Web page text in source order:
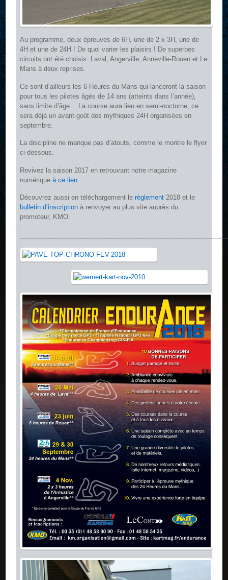
Au programme, deux épreuves de 6H, une de 2 x 3H, une de
4H et une de 24H ! De quoi varier les plaisirs ! De superbes
circuits ont été choisis: Laval, Angerville, Anneville-Rouen et Le
Mans à deux reprises.
Ce sont d’ailleurs les 6 Heures du Mans qui lanceront la saison
pour tous les pilotes âgés de 14 ans (atteints dans l’année),
sans limite d’âge… La course aura lieu en semi-nocturne, ce
sera déjà un avant-goût des mythiques 24H organisées en
septembre.
La discipline ne manque pas d’atouts, comme le montre le flyer
ci-dessous.
Revivez la saison 2017 en retrouvant notre magazine
numériqueà ce lien
Découvrez aussi en téléchargement lerèglement 2018 et le
bulletin d’inscription à renvoyer au plus vite auprès du
promoteur, KMO.